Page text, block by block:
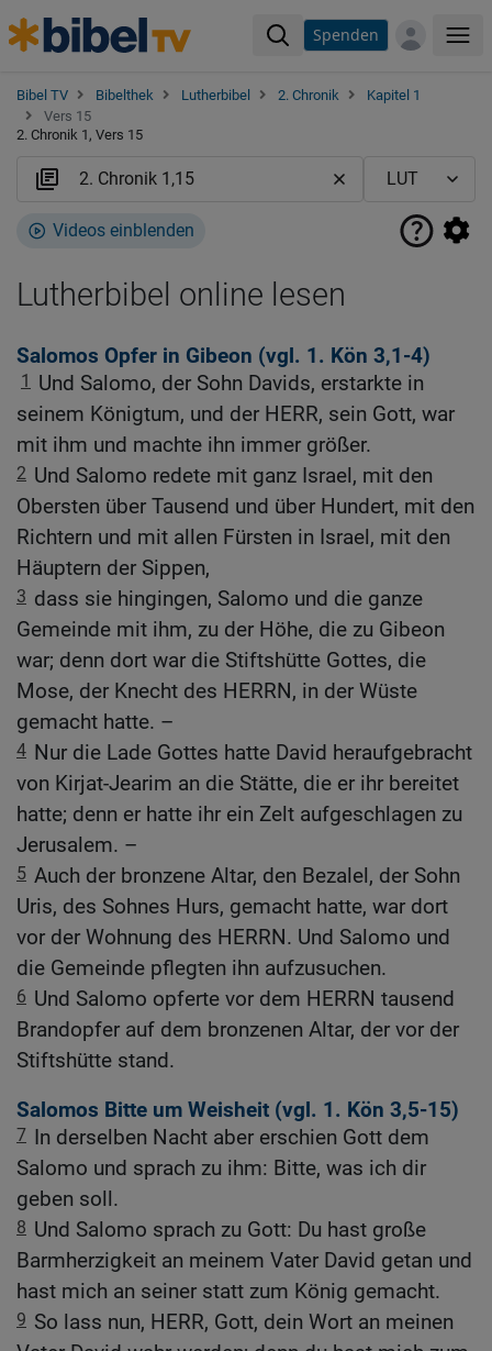
Spenden
Bibel TV Bibelthek Lutherbibel 2. Chronik
Kapitel 1
Vers 15
2. Chronik 1, Vers 15
Videos einblenden
Lutherbibel online lesen
Salomos Opfer in Gibeon (vgl. 1. Kön 3,1-4)
1
Und Salomo, der Sohn Davids, erstarkte in
seinem Königtum, und der HERR, sein Gott, war
mit ihm und machte ihn immer größer.
2 Und Salomo redete mit ganz Israel, mit den
Obersten über Tausend und über Hundert, mit den
Richtern und mit allen Fürsten in Israel, mit den
Häuptern der Sippen,
3 dass sie hingingen, Salomo und die ganze
Gemeinde mit ihm, zu der Höhe, die zu Gibeon
war; denn dort war die Stiftshütte Gottes, die
Mose, der Knecht des HERRN, in der Wüste
gemacht hatte. –
4 Nur die Lade Gottes hatte David heraufgebracht
von Kirjat-Jearim an die Stätte, die er ihr bereitet
hatte; denn er hatte ihr ein Zelt aufgeschlagen zu
Jerusalem. –
5 Auch der bronzene Altar, den Bezalel, der Sohn
Uris, des Sohnes Hurs, gemacht hatte, war dort
vor der Wohnung des HERRN. Und Salomo und
die Gemeinde pflegten ihn aufzusuchen.
6 Und Salomo opferte vor dem HERRN tausend
Brandopfer auf dem bronzenen Altar, der vor der
Stiftshütte stand.
Salomos Bitte um Weisheit (vgl. 1. Kön 3,5-15)
7 In derselben Nacht aber erschien Gott dem
Salomo und sprach zu ihm: Bitte, was ich dir
geben soll.
8 Und Salomo sprach zu Gott: Du hast große
Barmherzigkeit an meinem Vater David getan und
hast mich an seiner statt zum König gemacht.
9 So lass nun, HERR, Gott, dein Wort an meinen